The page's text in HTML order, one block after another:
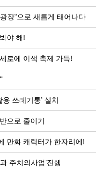
장”으로 새롭게 태어나다
야 해!
로에 이색 축제 가득!
쓰레기통’ 설치
으로 줄이기
만화 캐릭터가 한자리에!
주치의사업’진행